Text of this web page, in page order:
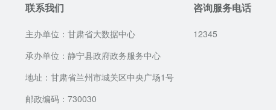
联系我们
主办单位：甘肃省大数据中心
承办单位：静宁县政府政务服务中心
地址：甘肃省兰州市城关区中央广场1号
邮政编码：730030
咨询服务电话
12345